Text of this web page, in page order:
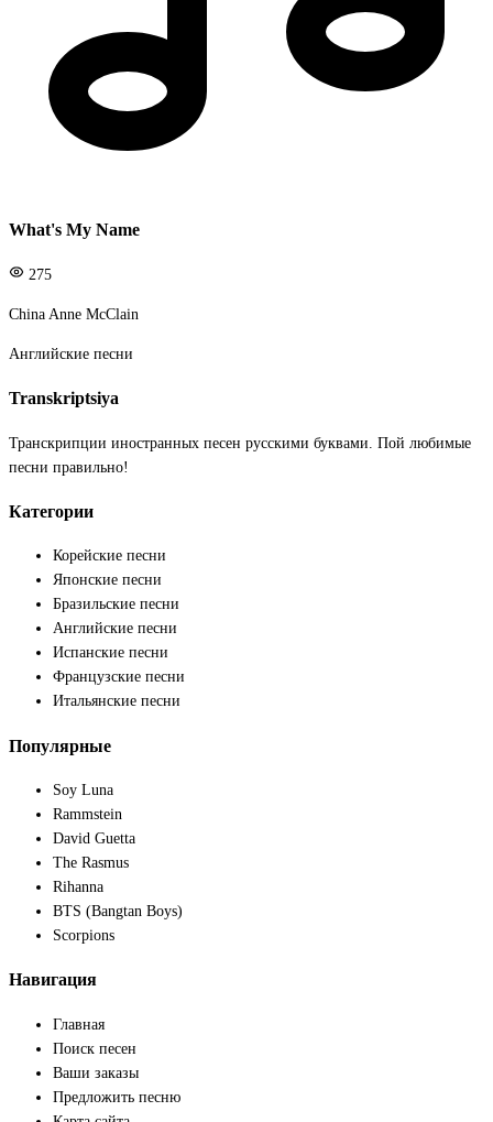
What's My Name
275
China Anne McClain
Английские песни
Transkriptsiya
Транскрипции иностранных песен русскими буквами. Пой любимые
песни правильно!
Категории
Корейские песни
Японские песни
Бразильские песни
Английские песни
Испанские песни
Французские песни
Итальянские песни
Популярные
Soy Luna
Rammstein
David Guetta
The Rasmus
Rihanna
BTS (Bangtan Boys)
Scorpions
Навигация
Главная
Поиск песен
Ваши заказы
Предложить песню